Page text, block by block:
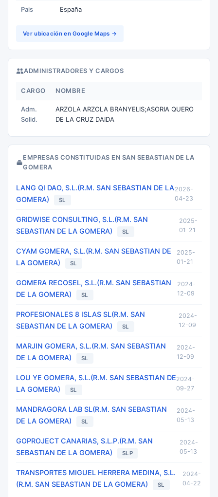
Pais España
Ver ubicación en Google Maps →
ADMINISTRADORES Y CARGOS
CARGO NOMBRE
Adm.
Solid.
ARZOLA ARZOLA BRANYELIS;ASORIA QUERO
DE LA CRUZ DAIDA
EMPRESAS CONSTITUIDAS EN SAN SEBASTIAN DE LA
GOMERA
LANG QI DAO, S.L.(R.M. SAN SEBASTIAN DE LA
GOMERA)
SL
2026-
04-23
GRIDWISE CONSULTING, S.L.(R.M. SAN
SEBASTIAN DE LA GOMERA)
SL
2025-
01-21
CYAM GOMERA, S.L.(R.M. SAN SEBASTIAN DE
LA GOMERA)
SL
2025-
01-21
GOMERA RECOSEL, S.L.(R.M. SAN SEBASTIAN
DE LA GOMERA)
SL
2024-
12-09
PROFESIONALES 8 ISLAS SL(R.M. SAN
SEBASTIAN DE LA GOMERA)
SL
2024-
12-09
MARJIN GOMERA, S.L.(R.M. SAN SEBASTIAN
DE LA GOMERA)
SL
2024-
12-09
LOU YE GOMERA, S.L.(R.M. SAN SEBASTIAN DE
LA GOMERA)
SL
2024-
09-27
MANDRAGORA LAB SL(R.M. SAN SEBASTIAN
DE LA GOMERA)
SL
2024-
05-13
GOPROJECT CANARIAS, S.L.P.(R.M. SAN
SEBASTIAN DE LA GOMERA)
SLP
2024-
05-13
TRANSPORTES MIGUEL HERRERA MEDINA, S.L.
(R.M. SAN SEBASTIAN DE LA GOMERA)
SL
2024-
04-22